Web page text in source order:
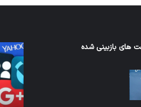
های بازبینی شده
کدام
برنامه‌های
پیام‌رسان
اطلاعات
کاربران
را